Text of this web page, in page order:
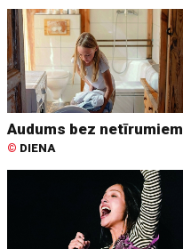
Audums bez netīrumiem
© DIENA